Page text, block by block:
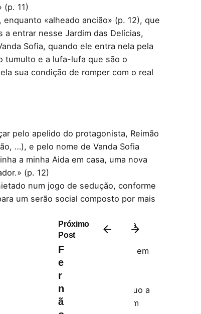
(p. 11)
«alheado ancião» (p. 12), que
entrar nesse Jardim das Delícias,
Sofia, quando ele entra nela pela
tumulto e a lufa-lufa que são o
sua condição de romper com o real
pelo apelido do protagonista, Reimão
…), e pelo nome de Vanda Sofia
a minha Aida em casa, uma nova
(p. 12)
num jogo de sedução, conforme
um serão social composto por mais
outra, entre as muitas que tinha
a velha figura de contar tudo em
já ter percebido:
negar as evidências: «Continuo a
viril. Aquela mulher que também
Próximo
Post
F
e
r
n
ã